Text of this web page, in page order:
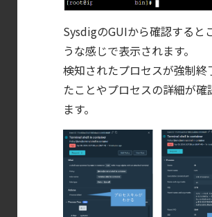
SysdigのGUIから確認すると
うな感じで表示されます。
検知されたプロセスが強制終
たことやプロセスの詳細が確
ます。